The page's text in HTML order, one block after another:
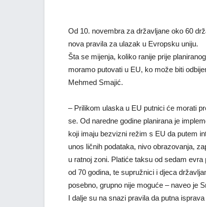
Od 10. novembra za državljane oko 60
nova pravila za ulazak u Evropsku uniju.
Šta se mijenja, koliko ranije prije
moramo putovati u EU, ko može biti
Mehmed Smajić.
– Prilikom ulaska u EU putnici će morati
se. Od naredne godine planirana je
koji imaju bezvizni režim s EU da putem
unos ličnih podataka, nivo obrazovanja,
u ratnoj zoni. Platiće taksu od sedam
od 70 godina, te supružnici i djeca
posebno, grupno nije moguće – naveo je
I dalje su na snazi pravila da putna